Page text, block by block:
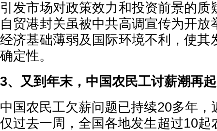
引发市场对政策效力和投资前景的质
自贸港封关虽被中共高调宣传为开放
经济基础薄弱及国际环境不利，使其
确定性。
3、又到年末，中国农民工讨薪潮再起
中国农民工欠薪问题已持续20多年，
仅过去一周，全国各地发生超过10起